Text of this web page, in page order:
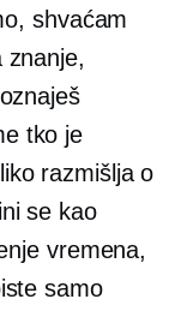
shvaćam
znanje,
tko je
razmišlja o
se kao
vremena,
samo